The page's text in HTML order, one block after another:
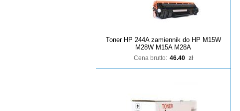
Toner HP 244A zamiennik do HP M15W
M28W M15A M28A
Cena brutto: 46.40 zł